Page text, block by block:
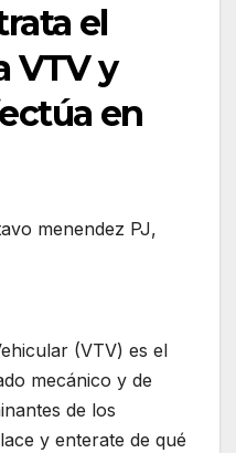
el
VTV y
en
menendez PJ,
(VTV) es el
mecánico y de
de los
y enterate de qué